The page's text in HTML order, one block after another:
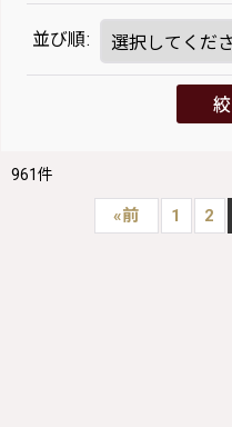
並び順:
961件
«前 1 2